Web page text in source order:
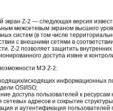
экран Z-2 — следующая версия
межсетевым экраном высшего
систем (в том числе
с внешними сетями в
Z-2 позволяет защитить
доступа извне и
МЭ Z-2:
исходящих информационных
OSI/ISO;
доступа пользователей к
сетевых адресов и сокрытие
и аутентификация